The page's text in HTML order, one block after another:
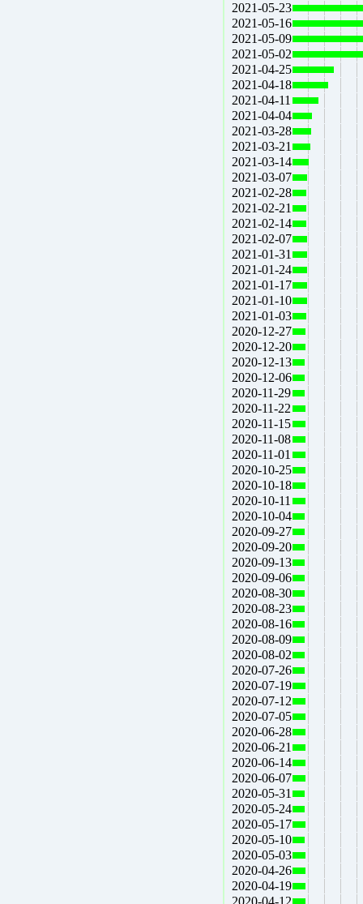
2021-05-23
2021-05-16
2021-05-09
2021-05-02
2021-04-25
2021-04-18
2021-04-11
2021-04-04
2021-03-28
2021-03-21
2021-03-14
2021-03-07
2021-02-28
2021-02-21
2021-02-14
2021-02-07
2021-01-31
2021-01-24
2021-01-17
2021-01-10
2021-01-03
2020-12-27
2020-12-20
2020-12-13
2020-12-06
2020-11-29
2020-11-22
2020-11-15
2020-11-08
2020-11-01
2020-10-25
2020-10-18
2020-10-11
2020-10-04
2020-09-27
2020-09-20
2020-09-13
2020-09-06
2020-08-30
2020-08-23
2020-08-16
2020-08-09
2020-08-02
2020-07-26
2020-07-19
2020-07-12
2020-07-05
2020-06-28
2020-06-21
2020-06-14
2020-06-07
2020-05-31
2020-05-24
2020-05-17
2020-05-10
2020-05-03
2020-04-26
2020-04-19
2020-04-12